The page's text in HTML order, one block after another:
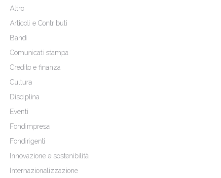
Altro
Articoli e Contributi
Bandi
Comunicati stampa
Credito e finanza
Cultura
Disciplina
Eventi
Fondimpresa
Fondirigenti
Innovazione e sostenibilità
Internazionalizzazione